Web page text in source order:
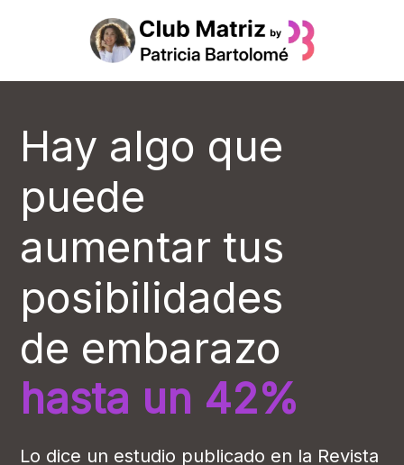
Hay algo que
puede
aumentar tus
posibilidades
de embarazo
hasta un 42%
Lo dice un estudio publicado en la Revista